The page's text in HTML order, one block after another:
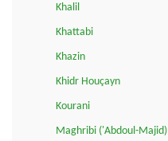
Khalil
Khattabi
Khazin
Khidr Houçayn
Kourani
Maghribi ('Abdoul-Majid)